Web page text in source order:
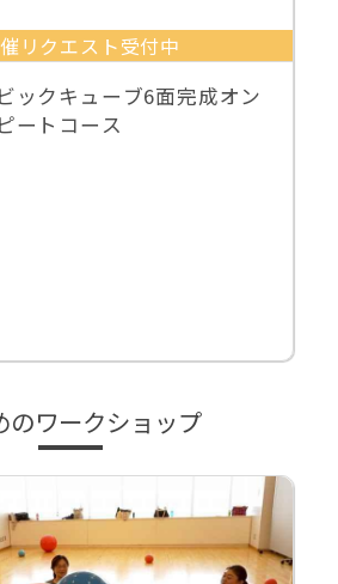
リクエスト受付中
ックキューブ6面完成オン
ートコース
のワークショップ